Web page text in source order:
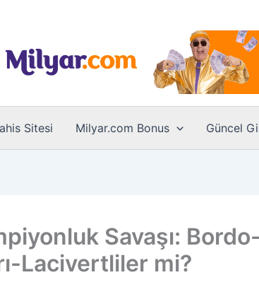
Sitesi Milyar.com Bonus Güncel
Savaşı: Bordo-
Lacivertliler mi?